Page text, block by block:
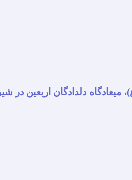
دلدادگان اربعین در